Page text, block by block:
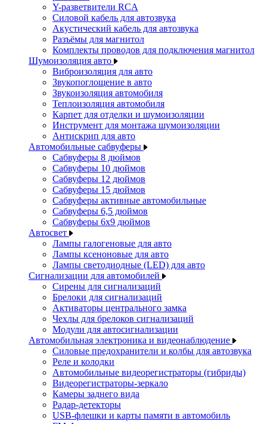
Y-разветвители RCA
Силовой кабель для автозвука
Акустический кабель для автозвука
Разъёмы для магнитол
Комплекты проводов для подключения магнитол
Шумоизоляция авто
Виброизоляция для авто
Звукопоглощение в авто
Звукоизоляция автомобиля
Теплоизоляция автомобиля
Карпет для отделки и шумоизоляции
Инструмент для монтажа шумоизоляции
Антискрип для авто
Автомобильные сабвуферы
Сабвуферы 8 дюймов
Сабвуферы 10 дюймов
Сабвуферы 12 дюймов
Сабвуферы 15 дюймов
Сабвуферы активные автомобильные
Сабвуферы 6,5 дюймов
Сабвуферы 6x9 дюймов
Автосвет
Лампы галогеновые для авто
Лампы ксеноновые для авто
Лампы светодиодные (LED) для авто
Сигнализации для автомобилей
Сирены для сигнализаций
Брелоки для сигнализаций
Активаторы центрального замка
Чехлы для брелоков сигнализаций
Модули для автосигнализации
Автомобильная электроника и видеонаблюдение
Силовые предохранители и колбы для автозвука
Реле и колодки
Автомобильные видеорегистраторы (гибриды)
Видеорегистраторы-зеркало
Камеры заднего вида
Радар-детекторы
USB-флешки и карты памяти в автомобиль